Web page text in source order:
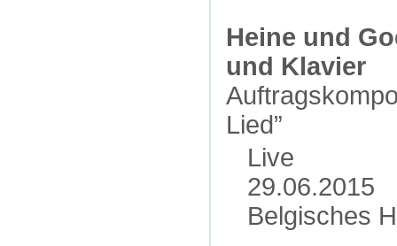
Heine und
und Klavier
Lied”
Live
29.06.2015
Belgisches